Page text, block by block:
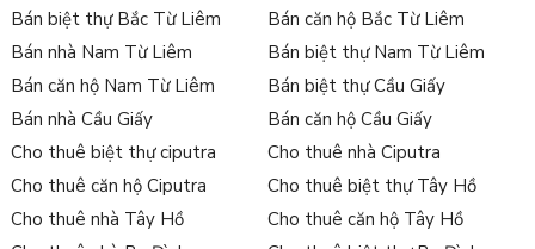
Bán biệt thự Bắc Từ Liêm
Bán căn hộ Bắc Từ Liêm
Bán nhà Nam Từ Liêm
Bán biệt thự Nam Từ Liêm
Bán căn hộ Nam Từ Liêm
Bán biệt thự Cầu Giấy
Bán nhà Cầu Giấy
Bán căn hộ Cầu Giấy
Cho thuê biệt thự ciputra
Cho thuê nhà Ciputra
Cho thuê căn hộ Ciputra
Cho thuê biệt thự Tây Hồ
Cho thuê nhà Tây Hồ
Cho thuê căn hộ Tây Hồ